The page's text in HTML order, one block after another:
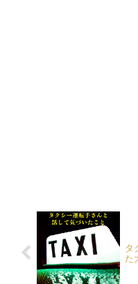
タ
た